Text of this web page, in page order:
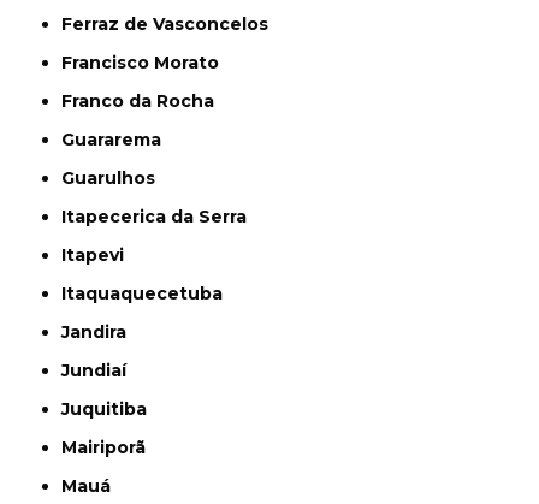
Ferraz de Vasconcelos
Francisco Morato
Franco da Rocha
Guararema
Guarulhos
Itapecerica da Serra
Itapevi
Itaquaquecetuba
Jandira
Jundiaí
Juquitiba
Mairiporã
Mauá